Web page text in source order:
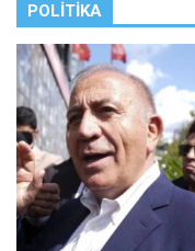
POLITIKA